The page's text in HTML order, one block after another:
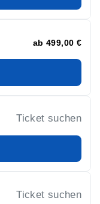
ab 499,00 €
Ticket suchen
Ticket suchen